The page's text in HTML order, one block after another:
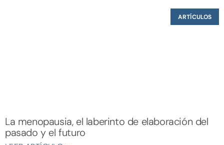
ARTÍCULOS
La menopausia, el laberinto de elaboración del
pasado y el futuro